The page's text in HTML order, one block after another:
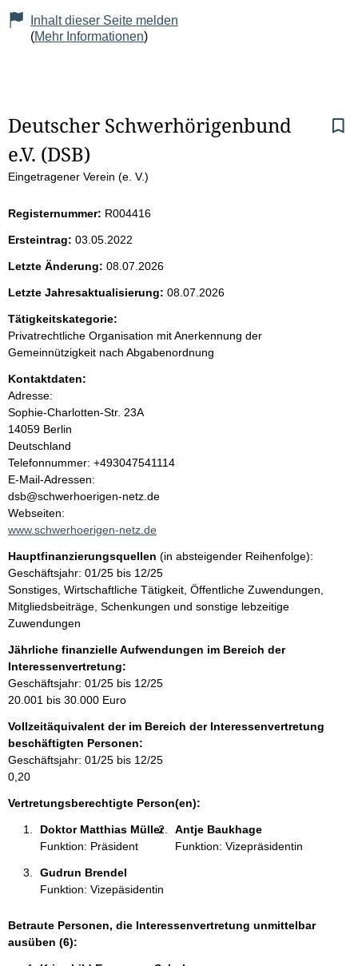
Inhalt dieser Seite melden
(Mehr Informationen)
S
e
t
e
n
i
n
h
a
l
t
Deutscher Schwerhörigenbund
e.V. (DSB)
Eingetragener Verein (e. V.)
Registernummer: R004416
Ersteintrag: 03.05.2022
Letzte Änderung: 08.07.2026
Letzte Jahresaktualisierung: 08.07.2026
Tätigkeitskategorie:
Privatrechtliche Organisation mit Anerkennung der
Gemeinnützigkeit nach Abgabenordnung
Kontaktdaten:
Adresse:
Sophie-Charlotten-Str. 23A
14059 Berlin
Deutschland
K
o
n
t
a
t
i
n
f
o
r
m
a
t
o
n
e
n
:
Telefonnummer: +493047541114
E-Mail-Adressen:
dsb@schwerhoerigen-netz.de
Webseiten:
www.schwerhoerigen-netz.de
Hauptfinanzierungsquellen (in absteigender Reihenfolge):
Geschäftsjahr: 01/25 bis 12/25
Sonstiges, Wirtschaftliche Tätigkeit, Öffentliche Zuwendungen,
Mitgliedsbeiträge, Schenkungen und sonstige lebzeitige
Zuwendungen
Jährliche finanzielle Aufwendungen im Bereich der
Interessenvertretung:
Geschäftsjahr: 01/25 bis 12/25
20.001 bis 30.000 Euro
Vollzeitäquivalent der im Bereich der Interessenvertretung
beschäftigten Personen:
Geschäftsjahr: 01/25 bis 12/25
0,20
Vertretungsberechtigte Person(en):
Doktor Matthias Müller
Funktion: Präsident
Antje Baukhage
Funktion: Vizepräsidentin
Gudrun Brendel
Funktion: Vizepäsidentin
Betraute Personen, die Interessenvertretung unmittelbar
ausüben (6):